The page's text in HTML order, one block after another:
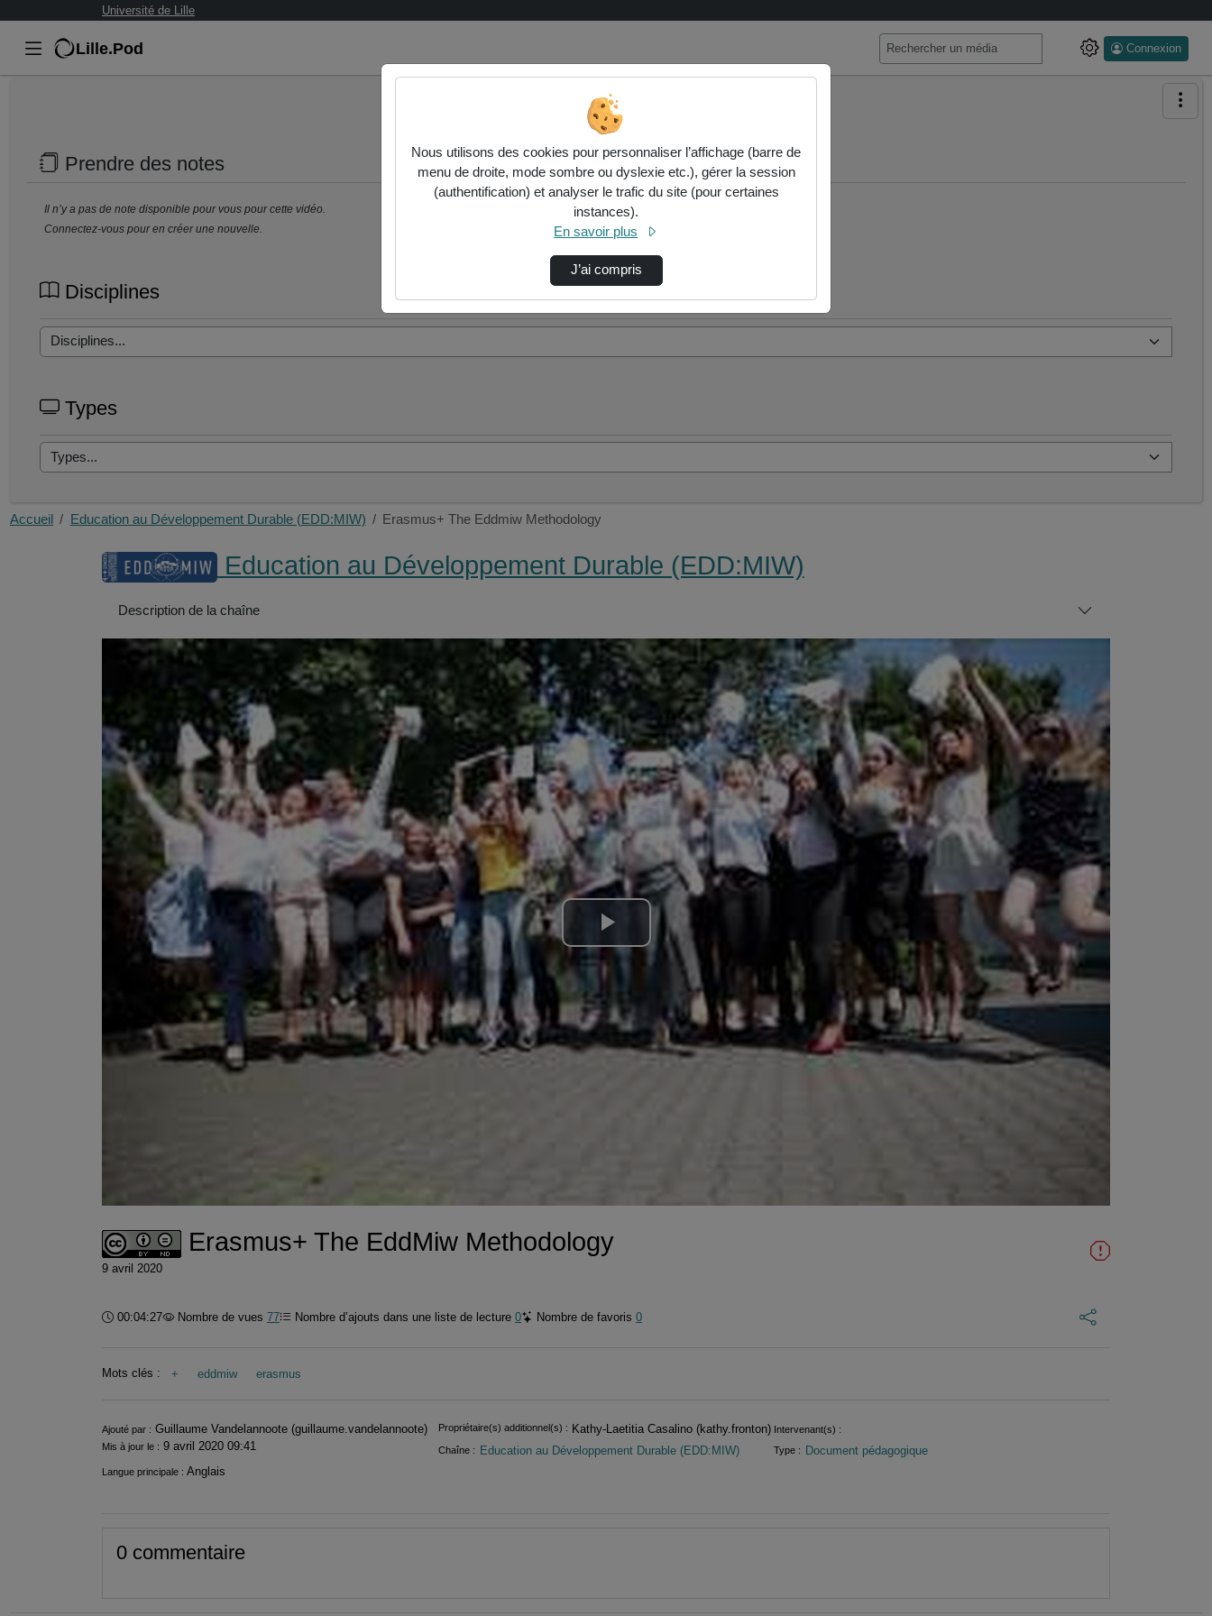
Université de Lille
Lille.Pod Connexion
Prendre des notes
Il n’y a pas de note disponible pour vous pour cette vidéo.
Connectez-vous pour en créer une nouvelle.
Disciplines
Types
Accueil Education au Développement Durable (EDD:MIW) Erasmus+ The Eddmiw Methodology
Education au Développement Durable (EDD:MIW)
Description de la chaîne
Lire
la
vidéo
Erasmus+ The EddMiw Methodology
9 avril 2020
Durée :
00:04:27 Nombre de vues 77 Nombre d’ajouts dans une liste de lecture 0 Nombre de favoris 0
Mots clés : + eddmiw erasmus
Informations
Ajouté par : Guillaume Vandelannoote (guillaume.vandelannoote) Propriétaire(s) additionnel(s) : Kathy-Laetitia Casalino (kathy.fronton) Intervenant(s) :
Mis à jour le : 9 avril 2020 09:41 Chaîne : Education au Développement Durable (EDD:MIW) Type : Document pédagogique
Langue principale : Anglais
0 commentaire
Nous utilisons des cookies pour personnaliser l’affichage (barre de
menu de droite, mode sombre ou dyslexie etc.), gérer la session
(authentification) et analyser le trafic du site (pour certaines
instances).
En savoir plus
J’ai compris